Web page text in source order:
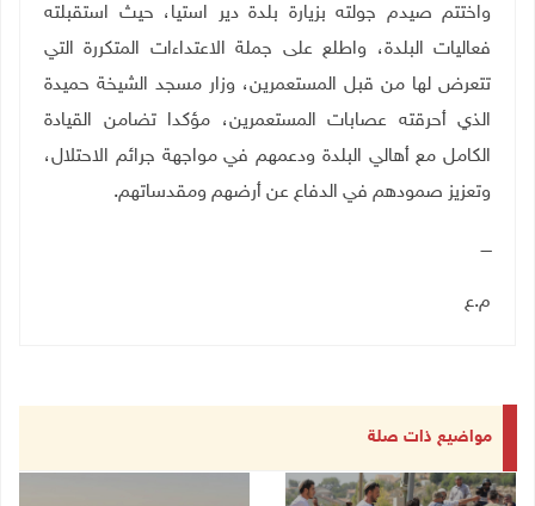
واختتم صيدم جولته بزيارة بلدة دير استيا، حيث استقبلته
فعاليات البلدة، واطلع على جملة الاعتداءات المتكررة التي
تتعرض لها من قبل المستعمرين، وزار مسجد الشيخة حميدة
الذي أحرقته عصابات المستعمرين، مؤكدا تضامن القيادة
الكامل مع أهالي البلدة ودعمهم في مواجهة جرائم الاحتلال،
وتعزيز صمودهم في الدفاع عن أرضهم ومقدساتهم.
ــــ
م.ع
مواضيع ذات صلة